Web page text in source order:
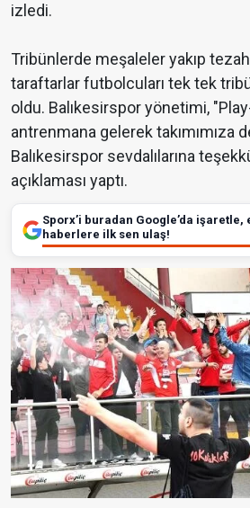
izledi.
Tribünlerde meşaleler yakıp
taraftarlar futbolcuları tek tek
oldu. Balıkesirspor yönetimi,
antrenmana gelerek takımımıza
Balıkesirspor sevdalılarına
açıklaması yaptı.
Sporx’i buradan Google’da işaretle,
haberlere ilk sen ulaş!